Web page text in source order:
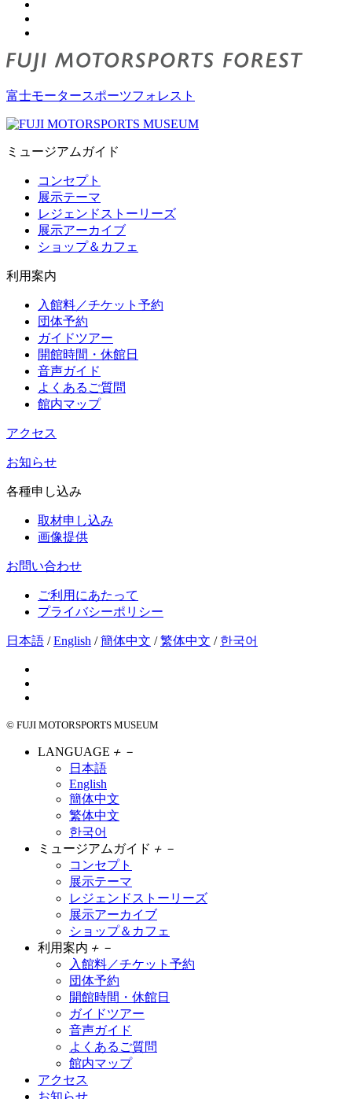
富士モータースポーツフォレスト
ミュージアムガイド
コンセプト
展示テーマ
レジェンドストーリーズ
展示アーカイブ
ショップ＆カフェ
利用案内
入館料／チケット予約
団体予約
ガイドツアー
開館時間・休館日
音声ガイド
よくあるご質問
館内マップ
アクセス
お知らせ
各種申し込み
取材申し込み
画像提供
お問い合わせ
ご利用にあたって
プライバシーポリシー
日本語 /English /簡体中文 /繁体中文 / 한국어
© FUJI MOTORSPORTS MUSEUM
LANGUAGE ＋ －
日本語
English
簡体中文
繁体中文
한국어
ミュージアムガイド ＋ －
コンセプト
展示テーマ
レジェンドストーリーズ
展示アーカイブ
ショップ＆カフェ
利用案内 ＋ －
入館料／チケット予約
団体予約
開館時間・休館日
ガイドツアー
音声ガイド
よくあるご質問
館内マップ
アクセス